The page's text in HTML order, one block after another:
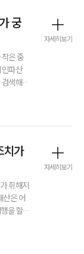
궁
파산
자세히보기
치가
취해지
산은 어
을 할
자세히보기